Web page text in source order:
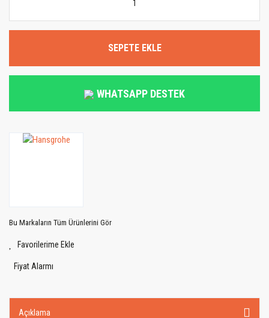
SEPETE EKLE
WHATSAPP DESTEK
Bu Markaların Tüm Ürünlerini Gör
Fiyat Alarmı
Açıklama